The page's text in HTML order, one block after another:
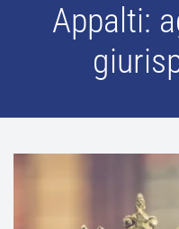
Appalti: